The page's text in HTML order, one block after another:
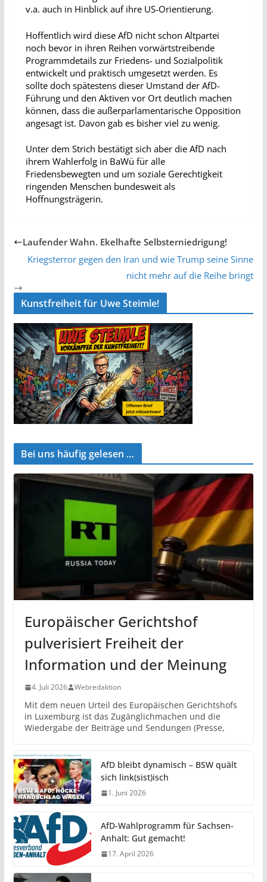
v.a. auch in Hinblick auf ihre US-Orientierung.
Hoffentlich wird diese AfD nicht schon Altpartei
noch bevor in ihren Reihen vorwärtstreibende
Programmdetails zur Friedens- und Sozialpolitik
entwickelt und praktisch umgesetzt werden. Es
sollte doch spätestens dieser Umstand der AfD-
Führung und den Aktiven vor Ort deutlich machen
können, dass die außerparlamentarische Opposition
angesagt ist. Davon gab es bisher viel zu wenig.
Unter dem Strich bestätigt sich aber die AfD nach
ihrem Wahlerfolg in BaWü für alle
Friedensbewegten und um soziale Gerechtigkeit
ringenden Menschen bundesweit als
Hoffnungsträgerin.
Laufender Wahn. Ekelhafte Selbsterniedrigung!
Kriegsterror gegen den Iran und wie Trump seine Sinne
nicht mehr auf die Reihe bringt
Kunstfreiheit für Uwe Steimle!
Bei uns häufig gelesen …
Europäischer Gerichtshof
pulverisiert Freiheit der
Information und der Meinung
4. Juli 2026 Webredaktion
Mit dem neuen Urteil des Europäischen Gerichtshofs
in Luxemburg ist das Zugänglichmachen und die
Wiedergabe der Beiträge und Sendungen (Presse,
AfD bleibt dynamisch – BSW quält
sich link(sist)isch
1. Juni 2026
AfD-Wahlprogramm für Sachsen-
Anhalt: Gut gemacht!
17. April 2026